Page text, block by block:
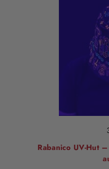
Rabanico UV-Hut